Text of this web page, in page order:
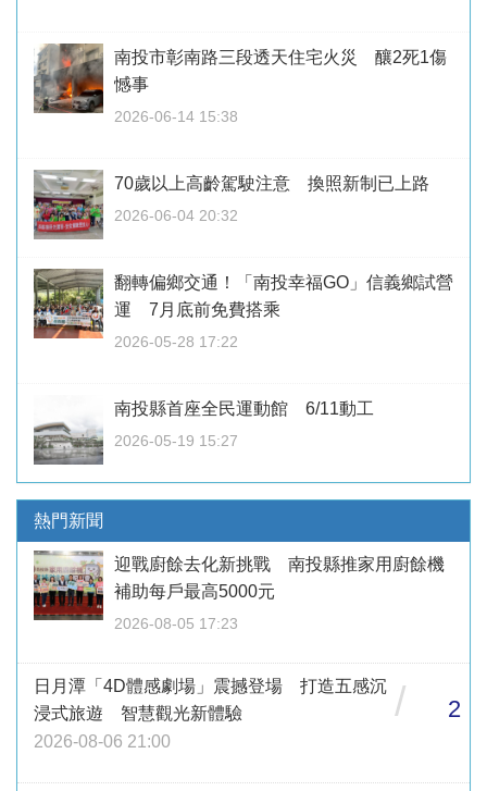
南投市彰南路三段透天住宅火災 釀2死1傷
憾事
2026-06-14 15:38
70歲以上高齡駕駛注意 換照新制已上路
2026-06-04 20:32
翻轉偏鄉交通！「南投幸福GO」信義鄉試營
運 7月底前免費搭乘
2026-05-28 17:22
南投縣首座全民運動館 6/11動工
2026-05-19 15:27
熱門新聞
迎戰廚餘去化新挑戰 南投縣推家用廚餘機
補助每戶最高5000元
2026-08-05 17:23
日月潭「4D體感劇場」震撼登場 打造五感沉
浸式旅遊 智慧觀光新體驗
2026-08-06 21:00
/ 2